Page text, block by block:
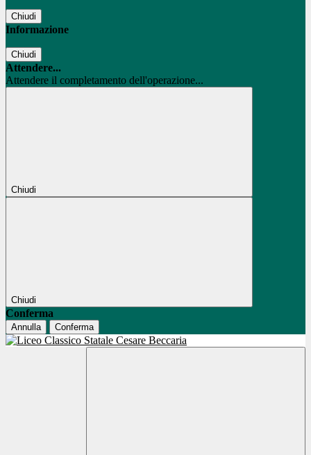
Chiudi
Informazione
Chiudi
Attendere...
Attendere il completamento dell'operazione...
Chiudi
Chiudi
Conferma
Annulla Conferma